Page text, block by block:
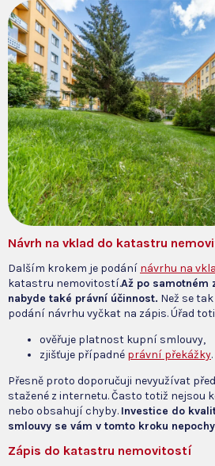
Návrh na vklad do katastru
Dalším krokem je podání návrhu na
katastru nemovitostí.Až po samotném
nabyde také právní účinnost. Než se
podání návrhu vyčkat na zápis. Úřad
ověřuje platnost kupní smlouvy,
zjišťuje případné právní překážky.
Přesně proto doporučuji nevyužívat
stažené z internetu. Často totiž nejsou
nebo obsahují chyby. Investice do
smlouvy se vám v tomto kroku
Zápis do katastru nemovitostí